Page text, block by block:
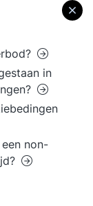
in
non-